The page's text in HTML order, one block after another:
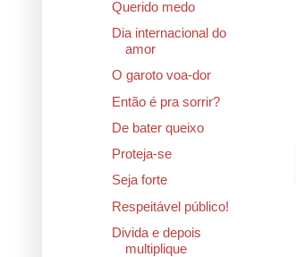
Querido medo
Dia internacional do
amor
O garoto voa-dor
Então é pra sorrir?
De bater queixo
Proteja-se
Seja forte
Respeitável público!
Divida e depois
multiplique